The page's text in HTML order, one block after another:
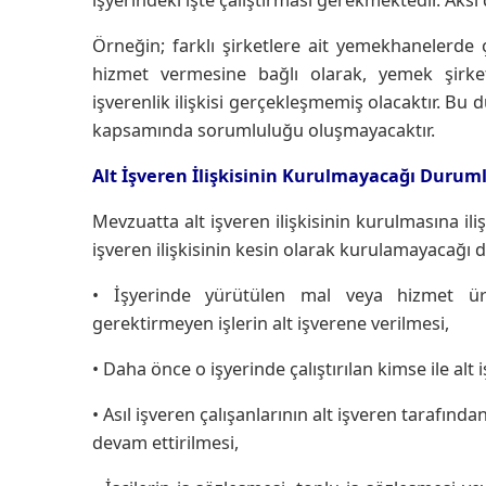
Örneğin; farklı şirketlere ait
hizmet vermesine bağlı olarak, yemek
işverenlik ilişkisi gerçekleşmemiş olacaktır. Bu
kapsamında sorumluluğu oluşmayacaktır.
Alt İşveren İlişkisinin Kurulmayacağı
Mevzuatta alt işveren ilişkisinin kurulmasına
işveren ilişkisinin kesin olarak
• İşyerinde yürütülen mal veya hizmet
gerektirmeyen işlerin alt işverene verilmesi,
• Daha önce o işyerinde çalıştırılan kimse ile
• Asıl işveren çalışanlarının alt işveren
devam ettirilmesi,